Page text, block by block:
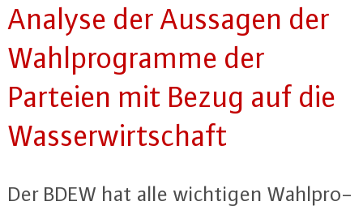
Analyse der Aussagen der
Wahl­pro­gram­me der
Parteien mit Bezug auf die
Was­ser­wirt­schaft
Der BDEW hat alle wichtigen Wahl­pro­